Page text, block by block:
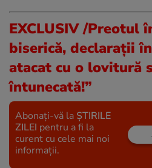
EXCLUSIV /Preotul
biserică, declarații
atacat cu o lovitură
întunecată!”
Abonați-vă la ȘTIRILE
ZILEI pentru a fi la
curent cu cele mai noi
informații.